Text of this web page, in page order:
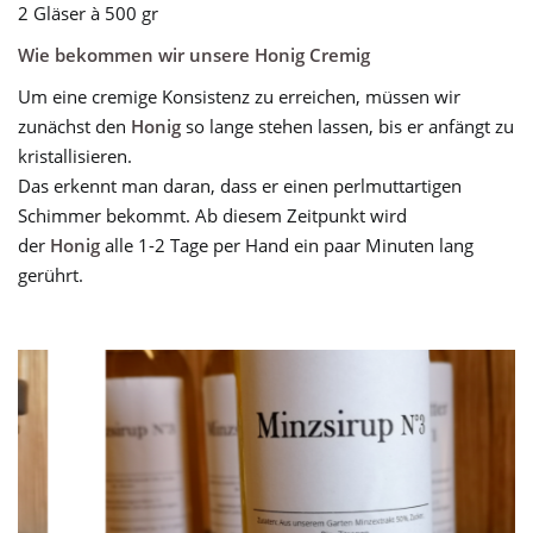
2 Gläser à 500 gr
Wie bekommen wir unsere Honig Cremig
Um eine cremige Konsistenz zu erreichen, müssen wir
zunächst den Honig so lange stehen lassen, bis er anfängt zu
kristallisieren.
Das erkennt man daran, dass er einen perlmuttartigen
Schimmer bekommt. Ab diesem Zeitpunkt wird
der Honig alle 1-2 Tage per Hand ein paar Minuten lang
gerührt.